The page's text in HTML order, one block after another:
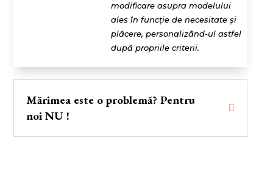
modificare asupra modelului
ales în funcție de necesitate și
plăcere, personalizând-ul astfel
după propriile criterii.
Mărimea este o problemă? Pentru
noi NU !